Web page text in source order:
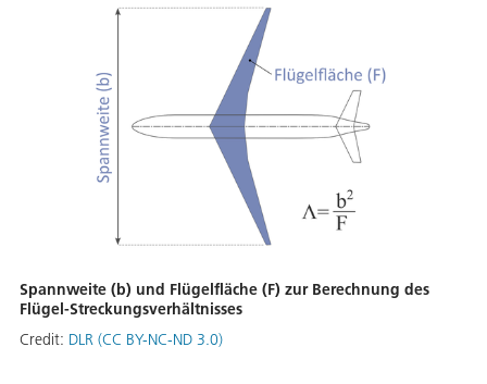
Spannweite (b) und Flügelfläche (F) zur Berechnung des
Flügel-Streckungsverhältnisses
Credit: DLR (CC BY-NC-ND 3.0)